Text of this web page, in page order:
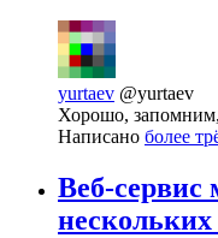
yurtaev @yurtaev
Хорошо, запомним,
Написано более
Веб-сервис
нескольких